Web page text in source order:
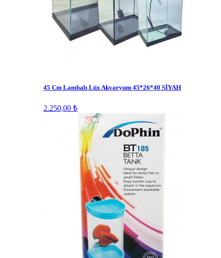
45 Cm Lambalı Lüx Akvaryum 45*26*40 SİYAH
2.250,00 ₺